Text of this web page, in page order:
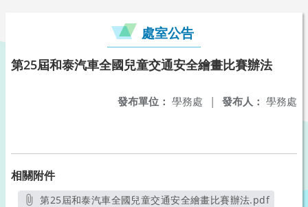
處室公告
第25屆和泰汽車全國兒童交通安全繪畫比賽辦法
發布人： 學務處
發布單位： 學務處 |
相關附件
第25屆和泰汽車全國兒童交通安全繪畫比賽辦法.pdf